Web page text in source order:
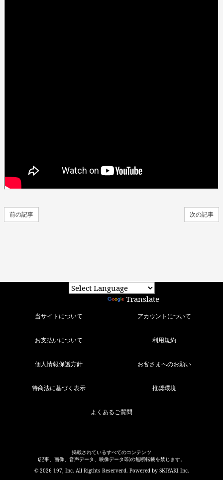
次の記事
前の記事
Translate
当サイトについて アカウントについて
お支払いについて 利用規約
個人情報保護方針 お客さまへのお願い
特商法に基づく表示 推奨環境
よくあるご質問
掲載されているすべてのコンテンツ
(記事、画像、音声データ、映像データ等)の無断転載を禁じます。
© 2026 197, Inc. All Rigthts Reserverd. Powered by SKIYAKI Inc.